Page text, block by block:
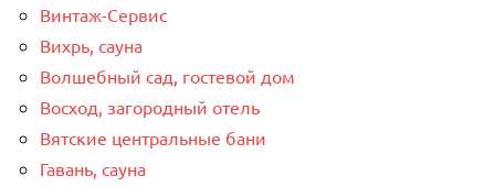
Винтаж-Сервис
Вихрь, сауна
Волшебный сад, гостевой дом
Восход, загородный отель
Вятские центральные бани
Гавань, сауна